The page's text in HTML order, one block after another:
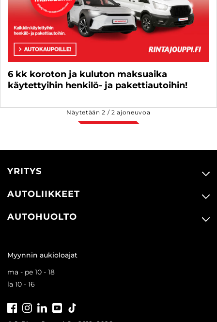
6 kk koroton ja kuluton maksuaika
käytettyihin henkilö- ja pakettiautoihin!
Näytetään2 /2 ajoneuvoa
YRITYS
AUTOLIIKKEET
AUTOHUOLTO
Myynnin aukioloajat
ma - pe 10 - 18
la 10 - 16
FacebookInstagramLinkedInYoutube